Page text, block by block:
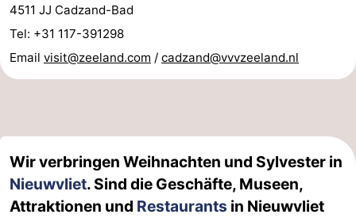
4511 JJ Cadzand-Bad
Tel: +31 117-391298
Email visit@zeeland.com / cadzand@vvvzeeland.nl
Wir verbringen Weihnachten und Sylvester in
Nieuwvliet. Sind die Geschäfte, Museen,
Attraktionen und Restaurants in Nieuwvliet